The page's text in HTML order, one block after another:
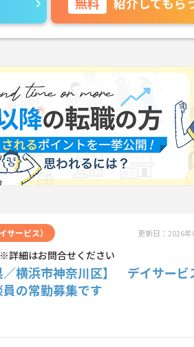
サービス） 更新日：2026年
細はお問合せください
／横浜市神奈川区】 デイサービ
の常勤募集です